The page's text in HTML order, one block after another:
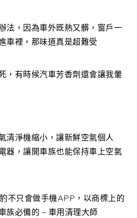
法，因為車外既熱又髒，窗戶一
車裡，那味道真是超難受
，有時候汽車芳香劑還會讓我暈
清淨機縮小，讓新鮮空氣個人
器，讓開車族也能保持車上空氣
不只會做手機APP，以商標上的
族必備的 – 車用清理大師